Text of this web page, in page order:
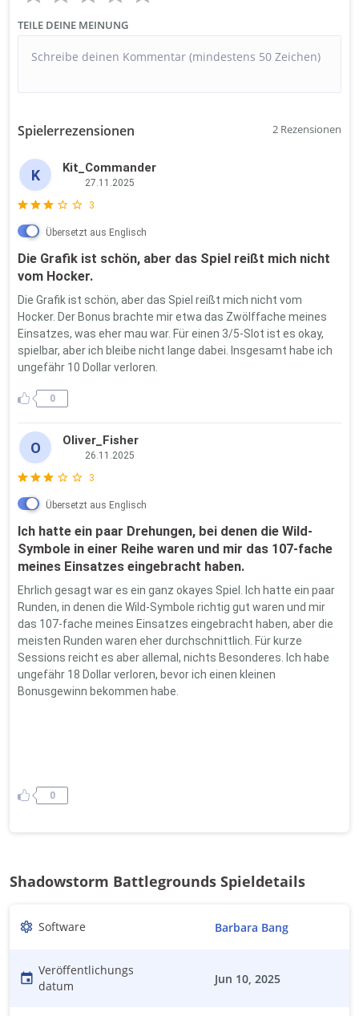
TEILE DEINE MEINUNG
Spielerrezensionen 2 Rezensionen
K Kit_Commander
27.11.2025
3
Übersetzt aus Englisch
Die Grafik ist schön, aber das Spiel reißt mich nicht
vom Hocker.
Die Grafik ist schön, aber das Spiel reißt mich nicht vom
Hocker. Der Bonus brachte mir etwa das Zwölffache meines
Einsatzes, was eher mau war. Für einen 3/5-Slot ist es okay,
spielbar, aber ich bleibe nicht lange dabei. Insgesamt habe ich
ungefähr 10 Dollar verloren.
0
O Oliver_Fisher
26.11.2025
3
Übersetzt aus Englisch
Ich hatte ein paar Drehungen, bei denen die Wild-
Symbole in einer Reihe waren und mir das 107-fache
meines Einsatzes eingebracht haben.
Ehrlich gesagt war es ein ganz okayes Spiel. Ich hatte ein paar
Runden, in denen die Wild-Symbole richtig gut waren und mir
das 107-fache meines Einsatzes eingebracht haben, aber die
meisten Runden waren eher durchschnittlich. Für kurze
Sessions reicht es aber allemal, nichts Besonderes. Ich habe
ungefähr 18 Dollar verloren, bevor ich einen kleinen
Bonusgewinn bekommen habe.
0
Shadowstorm Battlegrounds Spieldetails
Software Barbara Bang
Veröffentlichungs
datum
Jun 10, 2025